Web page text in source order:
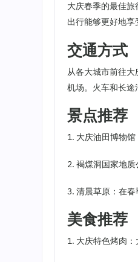
大庆春季的最佳
出行能够更好地享
交通方式
从各大城市前往
机场。火车和长途
景点推荐
1. 大庆油田博物
2. 褐煤洞国家地
3. 清晨草原：在春
美食推荐
1. 大庆特色烤肉